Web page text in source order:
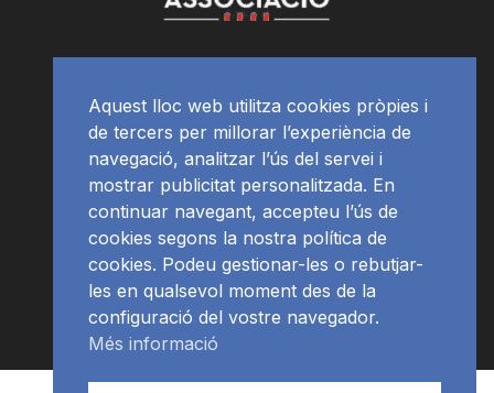
Aquest lloc web utilitza cookies pròpies i
de tercers per millorar l’experiència de
navegació, analitzar l’ús del servei i
mostrar publicitat personalitzada. En
continuar navegant, accepteu l’ús de
cookies segons la nostra política de
cookies. Podeu gestionar-les o rebutjar-
les en qualsevol moment des de la
configuració del vostre navegador.
Més informació